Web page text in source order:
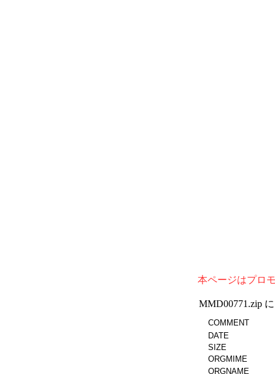
本ページはプロ
MMD00771.zip
COMMENT
DATE
SIZE
ORGMIME
ORGNAME